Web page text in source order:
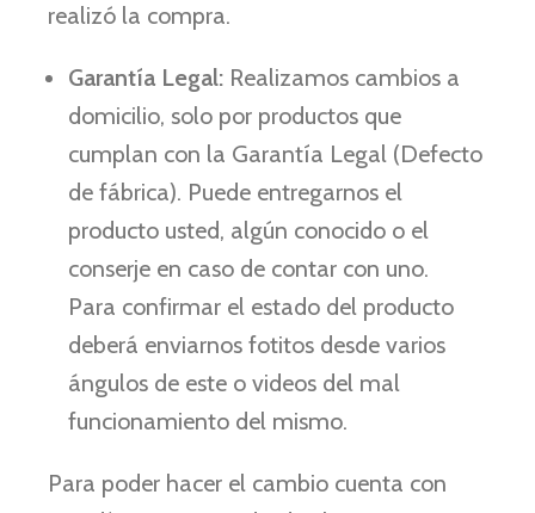
realizó la compra.
Garantía Legal: Realizamos cambios a
domicilio, solo por productos que
cumplan con la Garantía Legal (Defecto
de fábrica). Puede entregarnos el
producto usted, algún conocido o el
conserje en caso de contar con uno.
Para confirmar el estado del producto
deberá enviarnos fotitos desde varios
ángulos de este o videos del mal
funcionamiento del mismo.
Para poder hacer el cambio cuenta con